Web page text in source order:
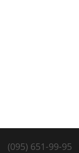
(095) 651-99-95